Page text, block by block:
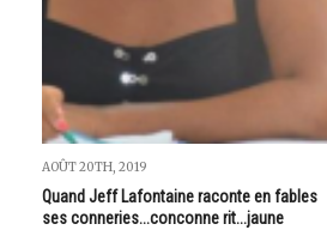
AOÛT 20TH, 2019
Quand Jeff Lafontaine raconte en fables
ses conneries...conconne rit...jaune